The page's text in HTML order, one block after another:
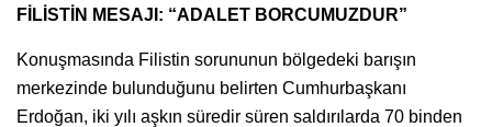
FİLİSTİN MESAJI: “ADALET BORCUMUZDUR”
Konuşmasında Filistin sorununun bölgedeki barışın
merkezinde bulunduğunu belirten Cumhurbaşkanı
Erdoğan, iki yılı aşkın süredir süren saldırılarda 70 binden